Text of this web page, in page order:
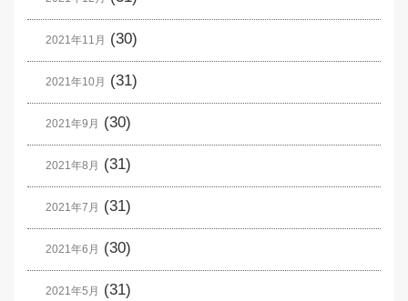
2021年11月 (30)
2021年10月 (31)
2021年9月 (30)
2021年8月 (31)
2021年7月 (31)
2021年6月 (30)
2021年5月 (31)